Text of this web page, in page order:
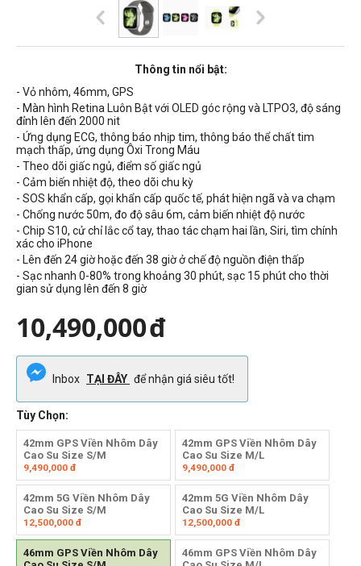
Thông tin nổi bật:
- Vỏ nhôm, 46mm, GPS
- Màn hình Retina Luôn Bật với OLED góc rộng và LTPO3, độ sáng
đỉnh lên đến 2000 nit
- Ứng dụng ECG, thông báo nhịp tim, thông báo thể chất tim
mạch thấp, ứng dụng Ôxi Trong Máu
- Theo dõi giấc ngủ, điểm số giấc ngủ
- Cảm biến nhiệt độ, theo dõi chu kỳ
- SOS khẩn cấp, gọi khẩn cấp quốc tế, phát hiện ngã và va chạm
- Chống nước 50m, đo độ sâu 6m, cảm biến nhiệt độ nước
- Chip S10, cử chỉ lắc cổ tay, thao tác chạm hai lần, Siri, tìm chính
xác cho iPhone
- Lên đến 24 giờ hoặc đến 38 giờ ở chế độ nguồn điện thấp
- Sạc nhanh 0-80% trong khoảng 30 phút, sạc 15 phút cho thời
gian sử dụng lên đến 8 giờ
10,490,000đ
Inbox TẠI ĐÂY để nhận giá siêu tốt!
Tùy Chọn:
42mm GPS Viền Nhôm Dây
Cao Su Size S/M
9,490,000 đ
42mm GPS Viền Nhôm Dây
Cao Su Size M/L
9,490,000đ
42mm 5G Viền Nhôm Dây
Cao Su Size S/M
12,500,000 đ
42mm 5G Viền Nhôm Dây
Cao Su Size M/L
12,500,000đ
46mm GPS Viền Nhôm Dây
46mm GPS Viền Nhôm Dây